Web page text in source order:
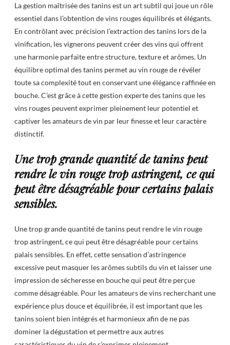
La gestion maîtrisée des tanins est un art subtil qui joue un rôle
essentiel dans l’obtention de vins rouges équilibrés et élégants.
En contrôlant avec précision l’extraction des tanins lors de la
vinification, les vignerons peuvent créer des vins qui offrent
une harmonie parfaite entre structure, texture et arômes. Un
équilibre optimal des tanins permet au vin rouge de révéler
toute sa complexité tout en conservant une élégance raffinée en
bouche. C’est grâce à cette gestion experte des tanins que les
vins rouges peuvent exprimer pleinement leur potentiel et
captiver les amateurs de vin par leur finesse et leur caractère
distinctif.
Une trop grande quantité de tanins peut
rendre le vin rouge trop astringent, ce qui
peut être désagréable pour certains palais
sensibles.
Une trop grande quantité de tanins peut rendre le vin rouge
trop astringent, ce qui peut être désagréable pour certains
palais sensibles. En effet, cette sensation d’astringence
excessive peut masquer les arômes subtils du vin et laisser une
impression de sécheresse en bouche qui peut être perçue
comme désagréable. Pour les amateurs de vins recherchant une
expérience plus douce et équilibrée, il est important que les
tanins soient bien intégrés et harmonieux afin de ne pas
dominer la dégustation et permettre aux autres